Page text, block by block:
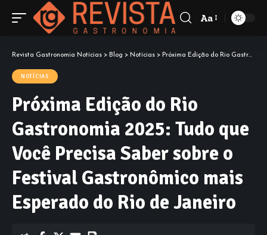
Font
Aa
Revista Gastronomia Notícias > Blog > Notícias > Próxima Edição do Rio Gastronomia 2025: Tudo que Você Precisa Saber sobre o Festival Gastronômico mais Esperado do Rio de Janeiro
NOTÍCIAS
Próxima Edição do Rio
Gastronomia 2025: Tudo que
Você Precisa Saber sobre o
Festival Gastronômico mais
Esperado do Rio de Janeiro